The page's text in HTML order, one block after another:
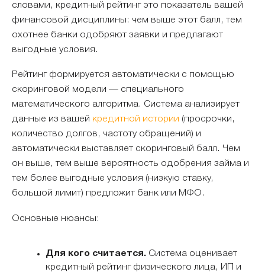
словами, кредитный рейтинг это показатель вашей
финансовой дисциплины: чем выше этот балл, тем
охотнее банки одобряют заявки и предлагают
выгодные условия.
Рейтинг формируется автоматически с помощью
скоринговой модели — специального
математического алгоритма. Система анализирует
данные из вашей кредитной истории (просрочки,
количество долгов, частоту обращений) и
автоматически выставляет скоринговый балл. Чем
он выше, тем выше вероятность одобрения займа и
тем более выгодные условия (низкую ставку,
большой лимит) предложит банк или МФО.
Основные нюансы:
Для кого считается.Система оценивает
кредитный рейтинг физического лица, ИП и